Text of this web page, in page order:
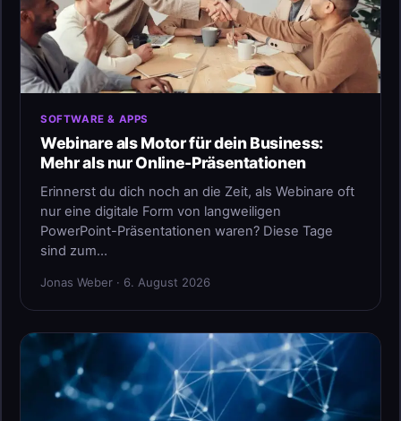
SOFTWARE & APPS
Webinare als Motor für dein Business:
Mehr als nur Online-Präsentationen
Erinnerst du dich noch an die Zeit, als Webinare oft
nur eine digitale Form von langweiligen
PowerPoint-Präsentationen waren? Diese Tage
sind zum…
Jonas Weber · 6. August 2026